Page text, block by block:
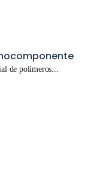
de polímeros